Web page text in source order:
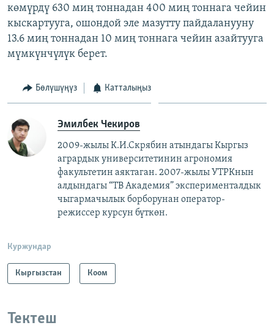
көмүрдү 630 миң тоннадан 400 миң тоннага чейин
кыскартууга, ошондой эле мазутту пайдаланууну
13.6 миң тоннадан 10 миң тоннага чейин азайтууга
мүмкүнчүлүк берет.
Бөлүшүңүз Катталыңыз
Эмилбек Чекиров
2009-жылы К.И.Скрябин атындагы Кыргыз
агрардык университетинин агрономия
факультетин аяктаган. 2007-жылы УТРКнын
алдындагы “ТВ Академия” эксперименталдык
чыгармачылык борборунан оператор-
режиссер курсун бүткөн.
Куржундар
Кыргызстан Коом
Тектеш